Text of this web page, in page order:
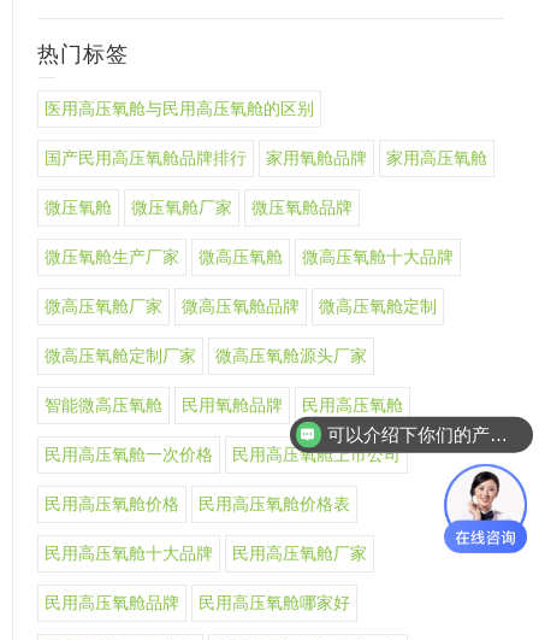
热门标签
医用高压氧舱与民用高压氧舱的区别
国产民用高压氧舱品牌排行 家用氧舱品牌 家用高压氧舱
微压氧舱 微压氧舱厂家 微压氧舱品牌
微压氧舱生产厂家 微高压氧舱 微高压氧舱十大品牌
微高压氧舱厂家 微高压氧舱品牌 微高压氧舱定制
微高压氧舱定制厂家 微高压氧舱源头厂家
智能微高压氧舱 民用氧舱品牌 民用高压氧舱
民用高压氧舱一次价格 民用高压氧舱上市公司
民用高压氧舱价格 民用高压氧舱价格表
民用高压氧舱十大品牌 民用高压氧舱厂家
民用高压氧舱品牌 民用高压氧舱哪家好
可以介绍下你们的产品么